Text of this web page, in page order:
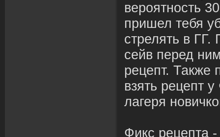
вероятность
пришел тебя
стрелять в ГГ.
сейв перед
рецепт. Также
взять рецепт
лагеря
Фикс рецепта